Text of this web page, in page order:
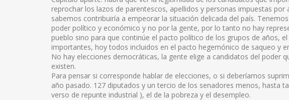
reprochar los lazos de parentescos, apellidos y personas impuestas
sabemos contribuiría a empeorar la situación delicada del país.
poder político y económico y no por la gente, por lo tanto no hay
pueblo sino para que continúe el pacto político de los grupos de años,
importantes, hoy todos incluidos en el pacto hegemónico de saqueo y
No hay elecciones democráticas, la gente elige a candidatos del poder
existen.
Para pensar si corresponde hablar de elecciones, o si deberíamos
año pasado. 127 diputados y un tercio de los senadores menos, hasta
verso de repunte industrial ), el de la pobreza y el desempleo.